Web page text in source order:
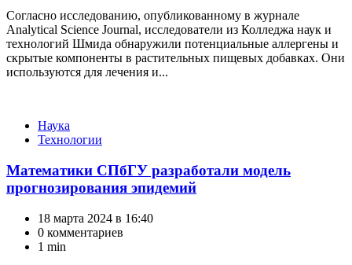
Согласно исследованию, опубликованному в журнале
Analytical Science Journal, исследователи из Колледжа наук и
технологий Шмида обнаружили потенциальные аллергены и
скрытые компоненты в растительных пищевых добавках. Они
используются для лечения и...
Категории
Наука
Технологии
Математики СПбГУ разработали модель
прогнозирования эпидемий
18 марта 2024 в 16:40
0 комментариев
1 min